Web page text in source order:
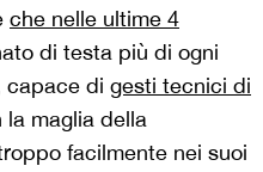
che nelle ultime 4
di testa più di ogni
capace di gesti tecnici di
la maglia della
facilmente nei suoi